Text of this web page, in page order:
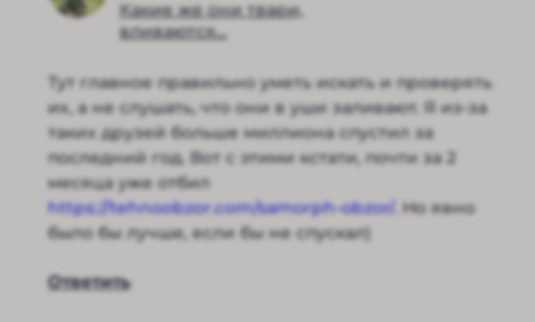
Какие же они твари,
вливаются...
Тут главное правильно уметь искать и проверять
их, а не слушать, что они в уши заливают. Я из-за
таких друзей больше миллиона спустил за
последний год. Вот с этими кстати, почти за 2
месяца уже отбил
https://tehnoobzor.com/samorph-obzor/ . Но явно
было бы лучше, если бы не спускал)
Ответить